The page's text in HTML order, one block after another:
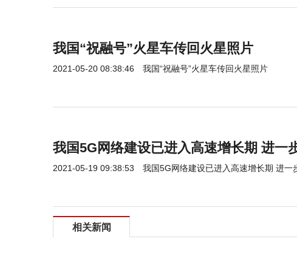
我国“祝融号”火星车传回火星照片
2021-05-20 08:38:46 我国“祝融号”火星车传回火星照片
我国5G网络建设已进入高速增长期 进一
2021-05-19 09:38:53 我国5G网络建设已进入高速增长期 进一
相关新闻